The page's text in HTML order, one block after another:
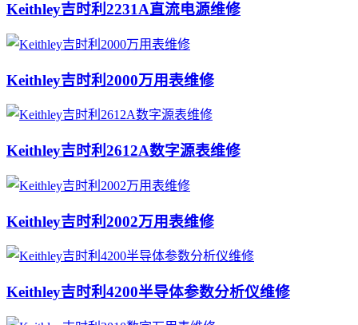
Keithley吉时利2231A直流电源维修
Keithley吉时利2000万用表维修
Keithley吉时利2612A数字源表维修
Keithley吉时利2002万用表维修
Keithley吉时利4200半导体参数分析仪维修